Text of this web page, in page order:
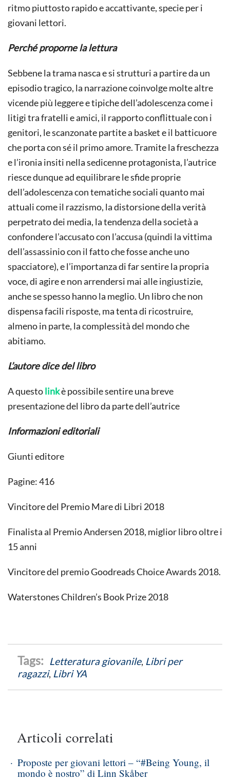
ritmo piuttosto rapido e accattivante, specie per i
giovani lettori.
Perché proporne la lettura
Sebbene la trama nasca e si strutturi a partire da un
episodio tragico, la narrazione coinvolge molte altre
vicende più leggere e tipiche dell’adolescenza come i
litigi tra fratelli e amici, il rapporto conflittuale con i
genitori, le scanzonate partite a basket e il batticuore
che porta con sé il primo amore. Tramite la freschezza
e l’ironia insiti nella sedicenne protagonista, l’autrice
riesce dunque ad equilibrare le sfide proprie
dell’adolescenza con tematiche sociali quanto mai
attuali come il razzismo, la distorsione della verità
perpetrato dei media, la tendenza della società a
confondere l’accusato con l’accusa (quindi la vittima
dell’assassinio con il fatto che fosse anche uno
spacciatore), e l’importanza di far sentire la propria
voce, di agire e non arrendersi mai alle ingiustizie,
anche se spesso hanno la meglio. Un libro che non
dispensa facili risposte, ma tenta di ricostruire,
almeno in parte, la complessità del mondo che
abitiamo.
L’autore dice del libro
A questolinkè possibile sentire una breve
presentazione del libro da parte dell’autrice
Informazioni editoriali
Giunti editore
Pagine: 416
Vincitore del Premio Mare di Libri 2018
Finalista al Premio Andersen 2018, miglior libro oltre i
15 anni
Vincitore del premio Goodreads Choice Awards 2018.
Waterstones Children’s Book Prize 2018
Letteratura giovanile, Libri per
ragazzi, Libri YA
Articoli correlati
Proposte per giovani lettori – “#Being Young, il
mondo è nostro” di Linn Skåber